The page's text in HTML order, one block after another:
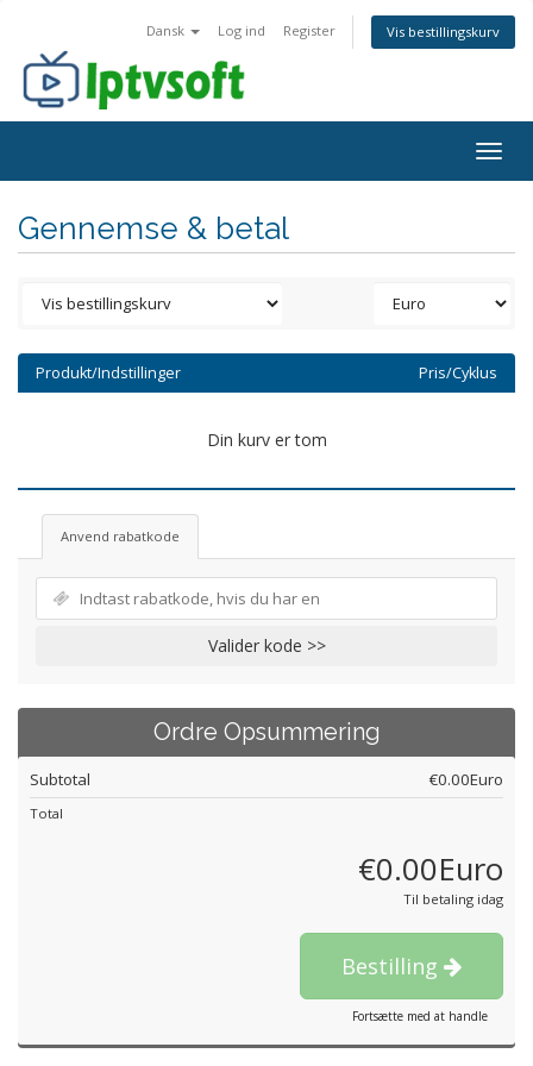
Dansk Log ind Register Vis bestillingskurv
Gennemse & betal
Produkt/Indstillinger Pris/Cyklus
Din kurv er tom
Anvend rabatkode
Valider kode >>
Ordre Opsummering
Subtotal €0.00Euro
Total
€0.00Euro
Til betaling idag
Bestilling
Fortsætte med at handle